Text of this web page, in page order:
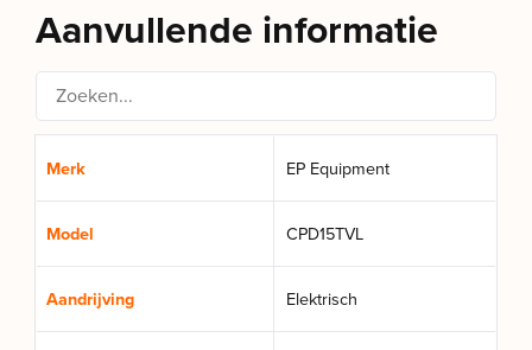
Aanvullende informatie
Merk EP Equipment
Model CPD15TVL
Aandrijving Elektrisch